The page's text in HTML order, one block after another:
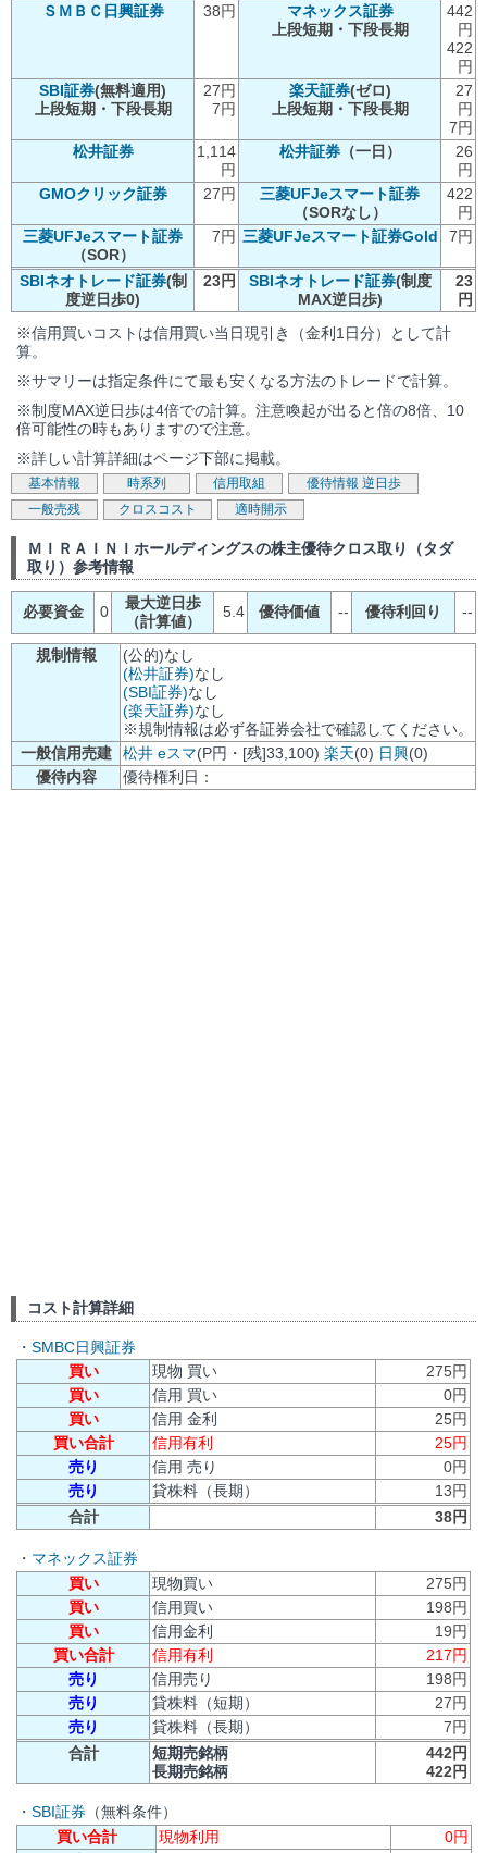
ＳＭＢＣ日興証券 38円
マネックス証券
上段短期・下段長期
442
円
422
円
SBI証券(無料適用)
上段短期・下段長期
27円
7円
楽天証券(ゼロ)
上段短期・下段長期
27
円
7円
松井証券
1,114
円
松井証券（一日）
26
円
GMOクリック証券
27円
三菱UFJeスマート証券
（SORなし）
422
円
三菱UFJeスマート証券
（SOR）
7円 三菱UFJeスマート証券Gold 7円
SBIネオトレード証券(制
度逆日歩0)
23円 SBIネオトレード証券(制度
MAX逆日歩)
23
円
※信用買いコストは信用買い当日現引き（金利1日分）として計
算。
※サマリーは指定条件にて最も安くなる方法のトレードで計算。
※制度MAX逆日歩は4倍での計算。注意喚起が出ると倍の8倍、10
倍可能性の時もありますので注意。
※詳しい計算詳細はページ下部に掲載。
基本情報 時系列 信用取組 優待情報 逆日歩
一般売残
クロスコスト 適時開示
ＭＩＲＡＩＮＩホールディングスの株主優待クロス取り（タダ
取り）参考情報
必要資金 0
最大逆日歩
（計算値）
5.4 優待価値 -- 優待利回り --
規制情報
(公的)なし
(松井証券)なし
(SBI証券)なし
(楽天証券)なし
※規制情報は必ず各証券会社で確認してください。
一般信用売建
松井 eスマ(P円・[残]33,100) 楽天(0) 日興(0)
優待内容
優待権利日：
コスト計算詳細
・ SMBC日興証券
買い
現物 買い
275円
買い
信用 買い
0円
買い
信用 金利
25円
買い合計
信用有利
25円
売り
信用 売り
0円
売り
貸株料（長期）
13円
合計
38円
・ マネックス証券
買い
現物買い
275円
買い
信用買い
198円
買い
信用金利
19円
買い合計
信用有利
217円
売り
信用売り
198円
売り
貸株料（短期）
27円
売り
貸株料（長期）
7円
合計
短期売銘柄
長期売銘柄
442円
422円
・ SBI証券 （無料条件）
買い合計
現物利用
0円